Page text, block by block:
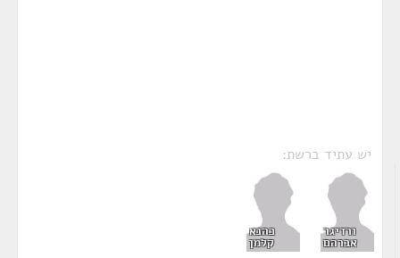
יש עתיד ברשת:
ורדיגר
אברהם
כהנא
קלמן